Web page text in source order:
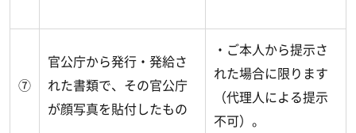
⑦
官公庁から発行・発給さ
れた書類で、その官公庁
が顔写真を貼付したもの
・ご本人から提示さ
れた場合に限ります
（代理人による提示
不可）。